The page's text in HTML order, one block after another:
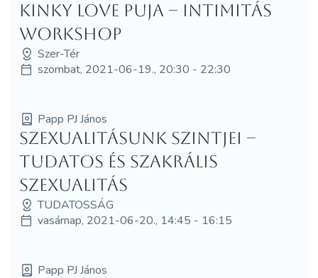
Kinky Love puja – intimitás
workshop
Szer-Tér
szombat, 2021-06-19., 20:30 - 22:30
Papp PJ János
Szexualitásunk szintjei –
Tudatos és szakrális
szexualitás
TUDATOSSÁG
vasárnap, 2021-06-20., 14:45 - 16:15
Papp PJ János